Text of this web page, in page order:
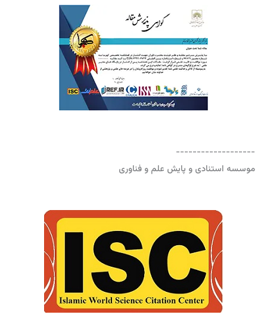
-------------------
موسسه استنادی و پایش علم و فناوری